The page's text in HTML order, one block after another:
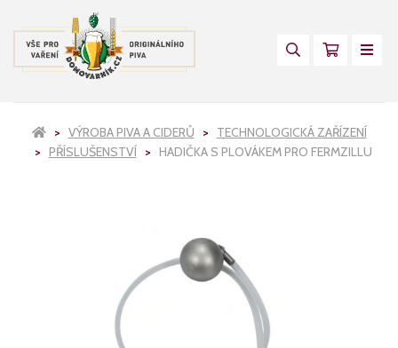
VÝROBA PIVA A CIDERŮ
TECHNOLOGICKÁ ZAŘÍZENÍ
PŘÍSLUŠENSTVÍ
HADIČKA S PLOVÁKEM PRO FERMZILLU